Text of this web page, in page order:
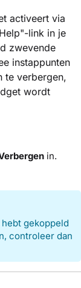
activeert via
link in je
zwevende
instappunten
te verbergen,
wordt
in.
gekoppeld
controleer dan